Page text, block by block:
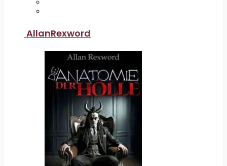
AllanRexword